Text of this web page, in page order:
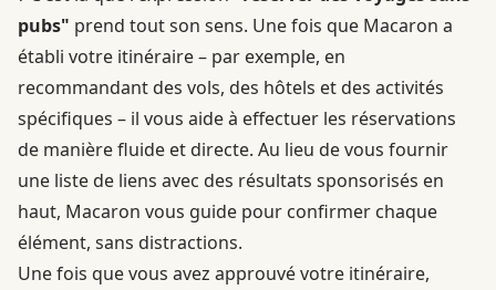
pubs" prend tout son sens. Une fois que Macaron a
établi votre itinéraire – par exemple, en
recommandant des vols, des hôtels et des activités
spécifiques – il vous aide à effectuer les réservations
de manière fluide et directe. Au lieu de vous fournir
une liste de liens avec des résultats sponsorisés en
haut, Macaron vous guide pour confirmer chaque
élément, sans distractions.
Une fois que vous avez approuvé votre itinéraire,